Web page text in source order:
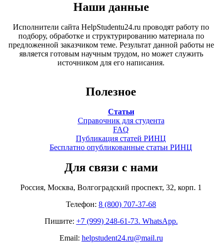
Наши данные
Исполнители сайта HelpStudentu24.ru проводят работу по
подбору, обработке и структурированию материала по
предложенной заказчиком теме. Результат данной работы не
является готовым научным трудом, но может служить
источником для его написания.
Полезное
Статьи
Справочник для студента
FAQ
Публикация статей РИНЦ
Бесплатно опубликованные статьи РИНЦ
Для связи с нами
Россия, Москва, Волгоградский проспект, 32, корп. 1
Телефон: 8 (800) 707-37-68
Пишите: +7 (999) 248-61-73. WhatsApp.
Email: helpstudent24.ru@mail.ru